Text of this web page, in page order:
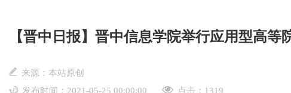
【晋中日报】晋中信息学院举行应用型高
来源：本站原创
发布时间：2021-05-25 00:00:00
点击： 1319